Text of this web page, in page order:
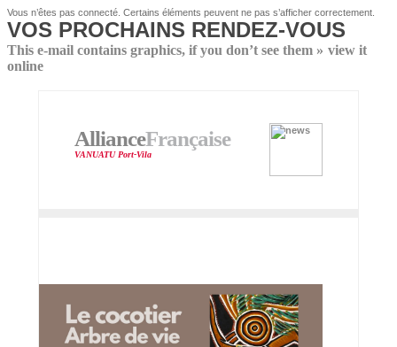
Vous n’êtes pas connecté. Certains éléments peuvent ne pas s’afficher correctement.
VOS PROCHAINS RENDEZ-VOUS